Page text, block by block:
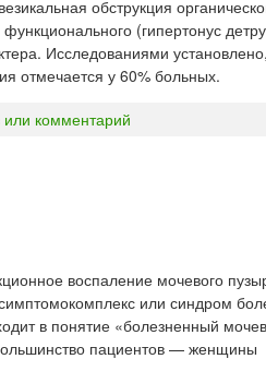
обструкция
(гипертонус
Исследованиями
отмечается у 60% больных.
или комментарий
воспаление мочевого
или синдром
в понятие «болезненный
пациентов — женщины